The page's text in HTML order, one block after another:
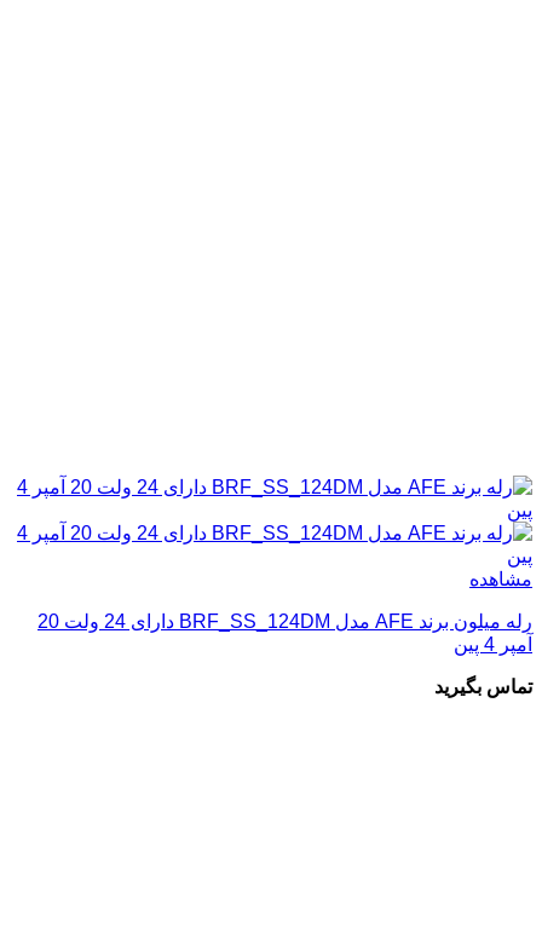
مشاهده
رله میلون برند AFE مدل BRF_SS_124DM دارای 24 ولت 20
آمپر 4 پین
تماس بگیرید